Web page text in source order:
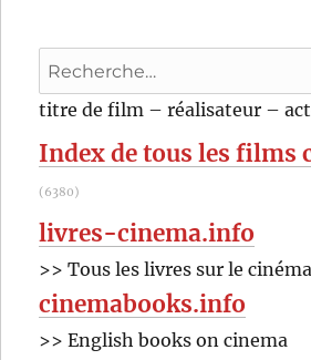
Recherche
pour
titre de film – réalisateur –
Index de tous les films
(6380)
livres-cinema.info
>> Tous les livres sur le cinéma
cinemabooks.info
>> English books on cinema